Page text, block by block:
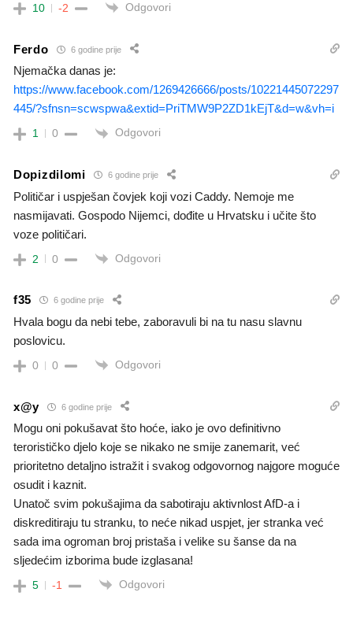
10 -2 Odgovori
Ferdo 6 godine prije
Njemačka danas je:
https://www.facebook.com/1269426666/posts/10221445072297
445/?sfnsn=scwspwa&extid=PriTMW9P2ZD1kEjT&d=w&vh=i
1 0 Odgovori
Dopizdilomi 6 godine prije
Političar i uspješan čovjek koji vozi Caddy. Nemoje me
nasmijavati. Gospodo Nijemci, dođite u Hrvatsku i učite što
voze političari.
2 0 Odgovori
f35 6 godine prije
Hvala bogu da nebi tebe, zaboravuli bi na tu nasu slavnu
poslovicu.
0 0 Odgovori
x@y 6 godine prije
Mogu oni pokušavat što hoće, iako je ovo definitivno
terorističko djelo koje se nikako ne smije zanemarit, već
prioritetno detaljno istražit i svakog odgovornog najgore moguće
osudit i kaznit.
Unatoč svim pokušajima da sabotiraju aktivnlost AfD-a i
diskreditiraju tu stranku, to neće nikad uspjet, jer stranka već
sada ima ogroman broj pristaša i velike su šanse da na
sljedećim izborima bude izglasana!
5 -1 Odgovori